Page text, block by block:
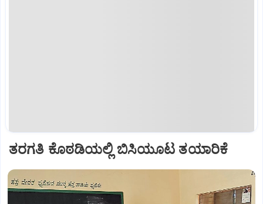
ತರಗತಿ ಕೊಠಡಿಯಲ್ಲಿ ಬಿಸಿಯೂಟ ತಯಾರಿಕೆ